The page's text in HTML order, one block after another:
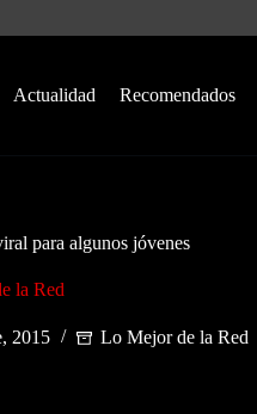
Actualidad Recomendados
para algunos jóvenes
la Red
2015 Lo Mejor de la Red